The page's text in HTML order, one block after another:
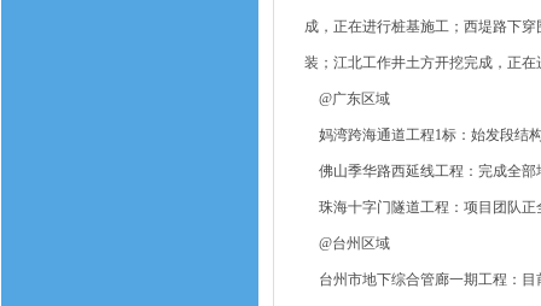
成，正在进行桩基施工；西堤路下
装；江北工作井土方开挖完成，正在
@广东区域
妈湾跨海通道工程1标：始发段结
佛山季华路西延线工程：完成全部
珠海十字门隧道工程：项目团队正
@台州区域
台州市地下综合管廊一期工程：目